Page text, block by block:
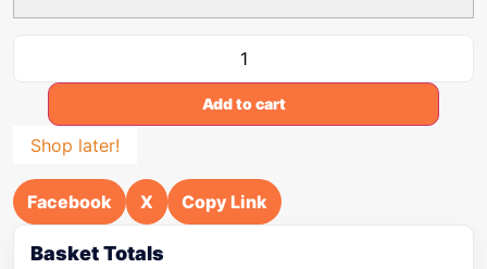
Add to cart
Shop later!
Facebook X Copy Link
Basket Totals